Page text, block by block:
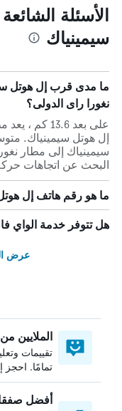
الأسئلة
سيمينياك
ما مدى قرب إل هوتل
نغورا راى الدولى؟
على بعد
إل هوتل سيمينياك.
البحث عن اتجاهات
ما هو رقم هاتف إل
هل تتوفر خدمة الواي
عرض
الملايين
تقييمات
تمامًا. احجز
أفضل